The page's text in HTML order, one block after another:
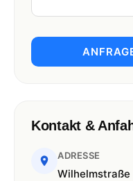
Kontakt &
ADRESSE
Wilhelmstraße